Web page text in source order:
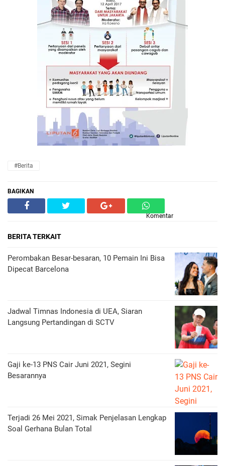
#Berita
BAGIKAN
Komentar
BERITA TERKAIT
Perombakan Besar-besaran, 10 Pemain Ini Bisa
Dipecat Barcelona
Jadwal Timnas Indonesia di UEA, Siaran
Langsung Pertandingan di SCTV
Gaji ke-13 PNS Cair Juni 2021, Segini
Besarannya
Terjadi 26 Mei 2021, Simak Penjelasan Lengkap
Soal Gerhana Bulan Total